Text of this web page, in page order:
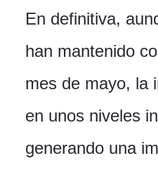
En definitiva,
han mantenido
mes de mayo, la
en unos niveles
generando una